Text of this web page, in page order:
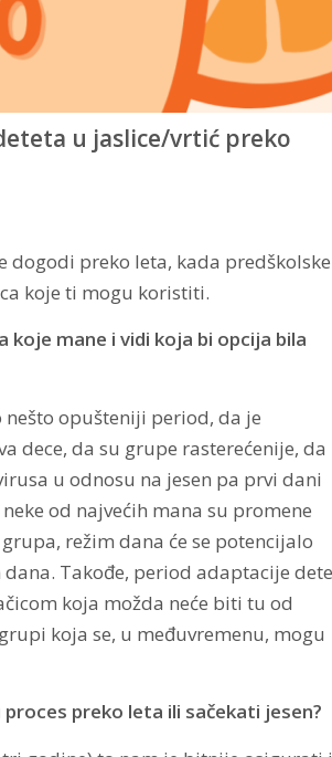
u jaslice/vrtić preko
dogodi preko leta, kada predškolske
koje ti mogu koristiti.
mane i vidi koja bi opcija bila
opušteniji period, da je
dece, da su grupe rasterećenije, da
u odnosu na jesen pa prvi dani
od najvećih mana su promene
režim dana će se potencijalo
Takođe, period adaptacije dete
koja možda neće biti tu od
koja se, u međuvremenu, mogu
preko leta ili sačekati jesen?